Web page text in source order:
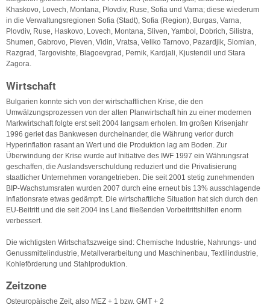
Khaskovo, Lovech, Montana, Plovdiv, Ruse, Sofia und Varna; diese wiederum
in die Verwaltungsregionen Sofia (Stadt), Sofia (Region), Burgas, Varna,
Plovdiv, Ruse, Haskovo, Lovech, Montana, Sliven, Yambol, Dobrich, Silistra,
Shumen, Gabrovo, Pleven, Vidin, Vratsa, Veliko Tarnovo, Pazardjik, Slomian,
Razgrad, Targovishte, Blagoevgrad, Pernik, Kardjali, Kjustendil und Stara
Zagora.
Wirtschaft
Bulgarien konnte sich von der wirtschaftlichen Krise, die den
Umwälzungsprozessen von der alten Planwirtschaft hin zu einer modernen
Markwirtschaft folgte erst seit 2004 langsam erholen. Im großen Krisenjahr
1996 geriet das Bankwesen durcheinander, die Währung verlor durch
Hyperinflation rasant an Wert und die Produktion lag am Boden. Zur
Überwindung der Krise wurde auf Initiative des IWF 1997 ein Währungsrat
geschaffen, die Auslandsverschuldung reduziert und die Privatisierung
staatlicher Unternehmen vorangetrieben. Die seit 2001 stetig zunehmenden
BIP-Wachstumsraten wurden 2007 durch eine erneut bis 13% ausschlagende
Inflationsrate etwas gedämpft. Die wirtschaftliche Situation hat sich durch den
EU-Beitritt und die seit 2004 ins Land fließenden Vorbeitrittshilfen enorm
verbessert.
Die wichtigsten Wirtschaftszweige sind: Chemische Industrie, Nahrungs- und
Genussmittelindustrie, Metallverarbeitung und Maschinenbau, Textilindustrie,
Kohleförderung und Stahlproduktion.
Zeitzone
Osteuropäische Zeit, also MEZ + 1 bzw. GMT + 2